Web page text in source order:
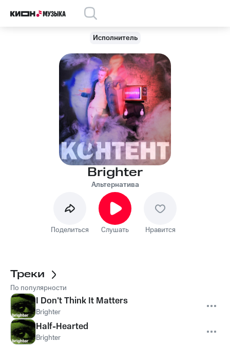
Исполнитель
Brighter
Альтернатива
Поделиться Слушать Нравится
Треки
По популярности
I Don't Think It Matters
Brighter
Half-Hearted
Brighter